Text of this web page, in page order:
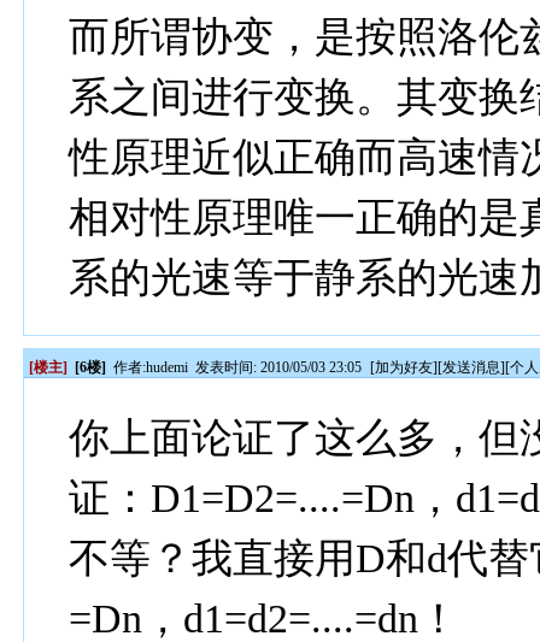
而所谓协变，是按照洛伦
系之间进行变换。其变
性原理近似正确而高速情
相对性原理唯一正确的是
系的光速等于静系的光速
[楼主] [6楼] 作者:hudemi 发表时间: 2010/05/03 23:05 [加为好友][发送消息][个
你上面论证了这么多，但
证：D1=D2=....=Dn，
不等？我直接用D和d代
=Dn，d1=d2=....=dn！